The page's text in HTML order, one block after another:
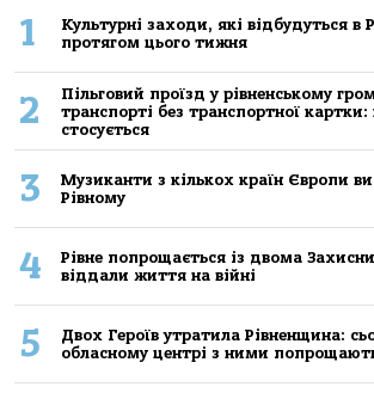
1
Культурні заходи, які відбудуться в
протягом цього тижня
2
Пільговий проїзд у рівненському
транспорті без транспортної картки:
стосується
3
Музиканти з кількох країн Європи
Рівному
4
Рівне попрощається із двома
віддали життя на війні
5
Двох Героїв утратила Рівненщина:
обласному центрі з ними